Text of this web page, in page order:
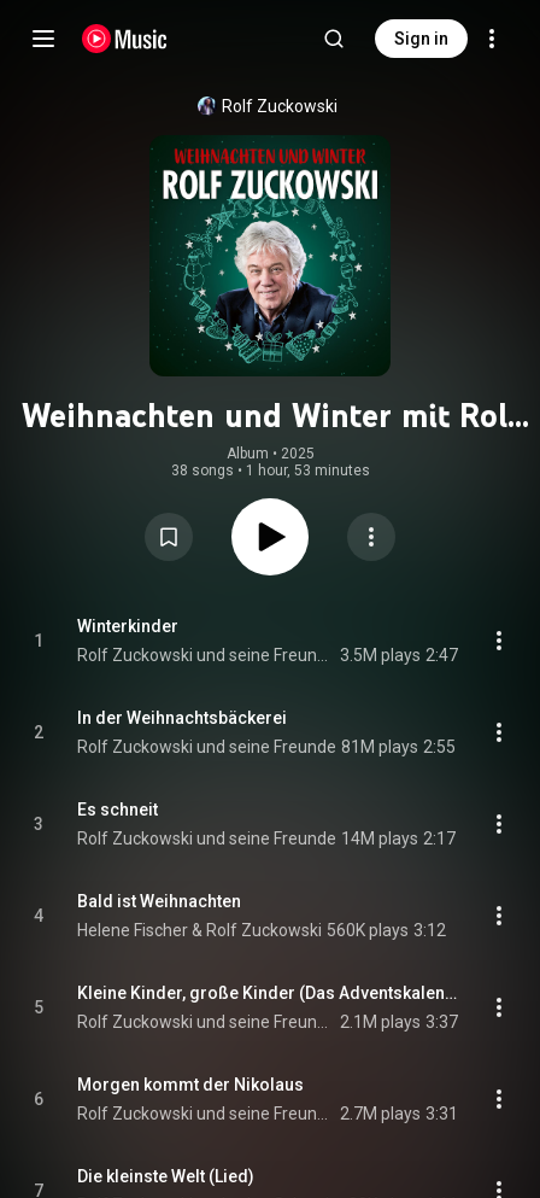
Sign in
Rolf Zuckowski
Weihnachten und Winter mit Rolf
Zuckowski
Album • 2025
38 songs • 1 hour, 53 minutes
1
Winterkinder
3.5M plays 2:47
2
In der Weihnachtsbäckerei
Rolf Zuckowski und seine Freunde 81M plays 2:55
3
Es schneit
Rolf Zuckowski und seine Freunde 14M plays 2:17
4
Bald ist Weihnachten
Helene Fischer & Rolf Zuckowski 560K plays 3:12
5
Kleine Kinder, große Kinder (Das Adventskalenderlied)
2.1M plays 3:37
6
Morgen kommt der Nikolaus
2.7M plays 3:31
7
Die kleinste Welt (Lied)